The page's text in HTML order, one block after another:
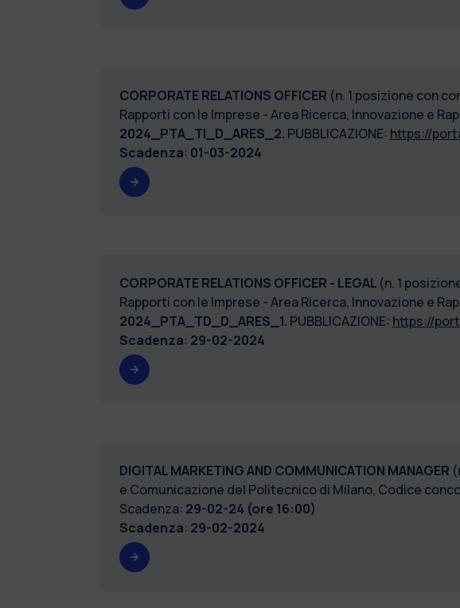
CORPORATE RELATIONS OFFICER (n. 1 posizione con
Rapporti con le Imprese - Area Ricerca, Innovazione e
2024_PTA_TI_D_ARES_2. PUBBLICAZIONE: https://
Scadenza: 01-03-2024
CORPORATE RELATIONS OFFICER - LEGAL (n. 1
Rapporti con le Imprese - Area Ricerca, Innovazione e
2024_PTA_TD_D_ARES_1. PUBBLICAZIONE: https://
Scadenza: 29-02-2024
DIGITAL MARKETING AND COMMUNICATION MANAGER
e Comunicazione del Politecnico di Milano, Codice
Scadenza: 29-02-24 (ore 16:00)
Scadenza: 29-02-2024